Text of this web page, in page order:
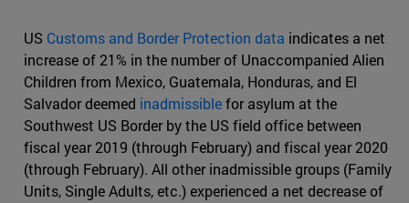
US Customs and Border Protection data indicates a net
increase of 21% in the number of Unaccompanied Alien
Children from Mexico, Guatemala, Honduras, and El
Salvador deemed inadmissiblefor asylum at the
Southwest US Border by the US field office between
fiscal year 2019 (through February) and fiscal year 2020
(through February). All other inadmissible groups (Family
Units, Single Adults, etc.) experienced a net decrease of